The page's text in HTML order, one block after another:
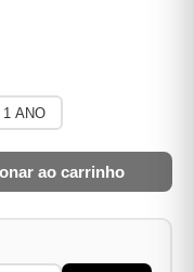
ANO
ao carrinho